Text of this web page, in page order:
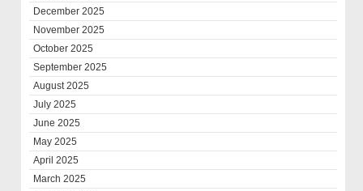
December 2025
November 2025
October 2025
September 2025
August 2025
July 2025
June 2025
May 2025
April 2025
March 2025